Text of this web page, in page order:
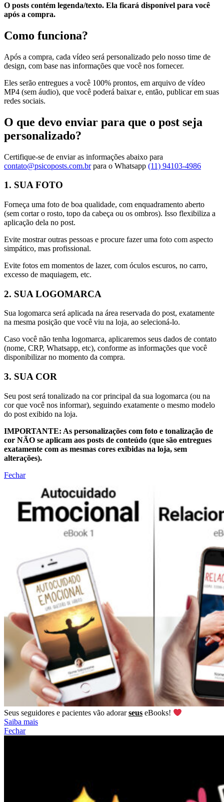
O posts contém legenda/texto. Ela ficará disponível para você
após a compra.
Como funciona?
Após a compra, cada vídeo será personalizado pelo nosso time de
design, com base nas informações que você nos fornecer.
Eles serão entregues a você 100% prontos, em arquivo de vídeo
MP4 (sem áudio), que você poderá baixar e, então, publicar em suas
redes sociais.
O que devo enviar para que o post seja
personalizado?
Certifique-se de enviar as informações abaixo para
contato@psicoposts.com.brpara o Whatsapp (11) 94103-4986
1. SUA FOTO
Forneça uma foto de boa qualidade, com enquadramento aberto
(sem cortar o rosto, topo da cabeça ou os ombros). Isso flexibiliza a
aplicação dela no post.
Evite mostrar outras pessoas e procure fazer uma foto com aspecto
simpático, mas profissional.
Evite fotos em momentos de lazer, com óculos escuros, no carro,
excesso de maquiagem, etc.
2. SUA LOGOMARCA
Sua logomarca será aplicada na área reservada do post, exatamente
na mesma posição que você viu na loja, ao selecioná-lo.
Caso você não tenha logomarca, aplicaremos seus dados de contato
(nome, CRP, Whatsapp, etc), conforme as informações que você
disponibilizar no momento da compra.
3. SUA COR
Seu post será tonalizado na cor principal da sua logomarca (ou na
cor que você nos informar), seguindo exatamente o mesmo modelo
do post exibido na loja.
IMPORTANTE: As personalizações com foto e tonalização de
cor NÃO se aplicam aos posts de conteúdo (que são entregues
exatamente com as mesmas cores exibidas na loja, sem
alterações).
Fechar
Seus seguidores e pacientes vão adorarseus eBooks!
Saiba mais
Fechar